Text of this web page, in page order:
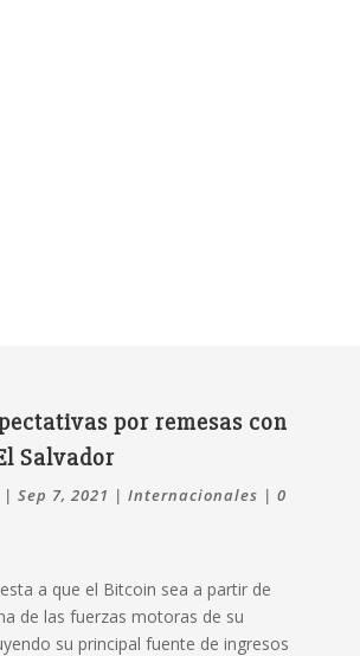
por remesas con
Salvador
| Sep 7, 2021 | Internacionales | 0
a que el Bitcoin sea a partir de
de las fuerzas motoras de su
su principal fuente de ingresos